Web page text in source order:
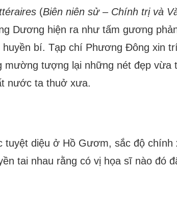
(Biên niên sử – Chính trị và
Dương hiện ra như tấm gương
huyền bí. Tạp chí Phương Đông xin
mường tượng lại những nét đẹp vừa
nước ta thuở xưa.
tuyệt diệu ở Hồ Gươm, sắc độ chính
tai nhau rằng có vị họa sĩ nào đó